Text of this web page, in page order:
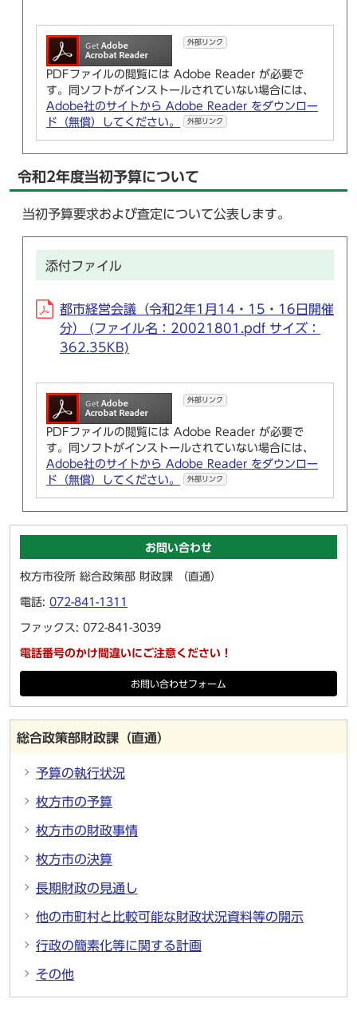
外部リンク
PDFファイルの閲覧には Adobe Reader が必要で
す。同ソフトがインストールされていない場合には、
Adobe社のサイトから Adobe Reader をダウンロー
ド（無償）してください。
外部リンク
令和2年度当初予算について
当初予算要求および査定について公表します。
添付ファイル
都市経営会議（令和2年1月14・15・16日開催
分） (ファイル名：20021801.pdf サイズ：
362.35KB)
外部リンク
PDFファイルの閲覧には Adobe Reader が必要で
す。同ソフトがインストールされていない場合には、
Adobe社のサイトから Adobe Reader をダウンロー
ド（無償）してください。
外部リンク
お問い合わせ
枚方市役所 総合政策部 財政課 （直通）
電話: 072-841-1311
ファックス: 072-841-3039
電話番号のかけ間違いにご注意ください！
お問い合わせフォーム
総合政策部財政課（直通）
予算の執行状況
枚方市の予算
枚方市の財政事情
枚方市の決算
長期財政の見通し
他の市町村と比較可能な財政状況資料等の開示
行政の簡素化等に関する計画
その他